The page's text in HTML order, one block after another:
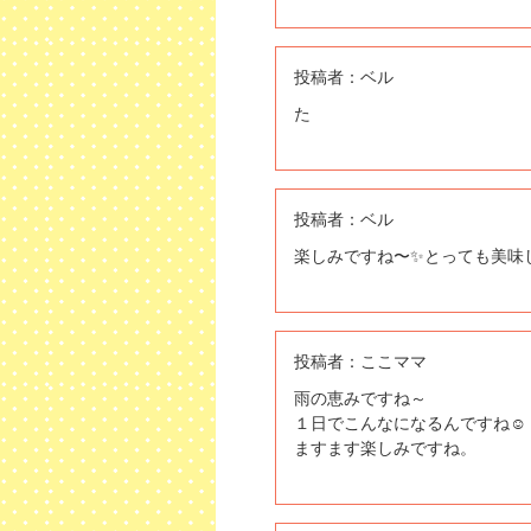
投稿者： ベル
た
投稿者： ベル
楽しみですね〜✨とっても美味
投稿者： ここママ
雨の恵みですね～
１日でこんなになるんですね☺️
ますます楽しみですね。